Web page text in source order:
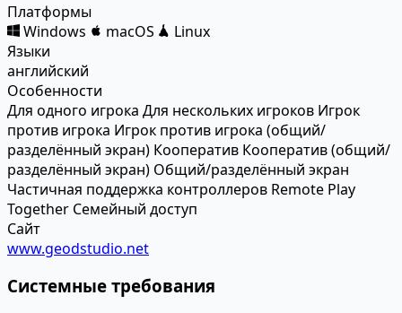
Платформы
Windows
macOS
Linux
Языки
английский
Особенности
Для одного игрока Для нескольких игроков Игрок
против игрока Игрок против игрока (общий/
разделённый экран) Кооператив Кооператив (общий/
разделённый экран) Общий/разделённый экран
Частичная поддержка контроллеров Remote Play
Together Семейный доступ
Сайт
www.geodstudio.net
Системные требования